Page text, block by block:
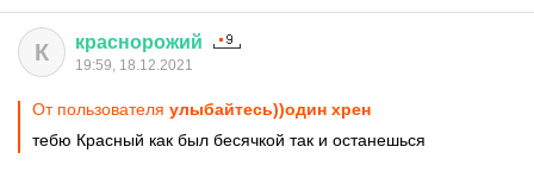
К краснорожий
19:59, 18.12.2021
От пользователя улыбайтесь))один хрен
тебю Красный как был бесячкой так и останешься